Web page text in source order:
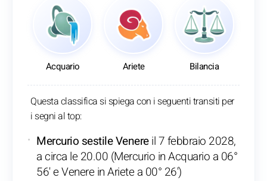
Acquario Ariete Bilancia
Questa classifica si spiega con i seguenti transiti per
i segni al top:
Mercurio sestile Venereil 7 febbraio 2028,
a circa le 20.00 (Mercurio in Acquario a 06°
56' e Venere in Ariete a 00° 26')